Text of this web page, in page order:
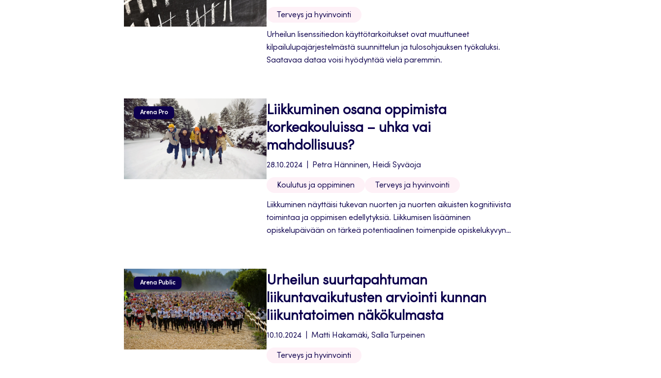
Terveys ja hyvinvointi
Urheilun lisenssitiedon käyttötarkoitukset ovat muuttuneet
kilpailulupajärjestelmästä suunnittelun ja tulosohjauksen työkaluksi.
Saatavaa dataa voisi hyödyntää vielä paremmin.
Arena Pro
Liikkuminen osana oppimista
korkeakouluissa – uhka vai
mahdollisuus?
28.10.2024 Petra Hänninen, Heidi Syväoja
Koulutus ja oppiminen Terveys ja hyvinvointi
Liikkuminen näyttäisi tukevan nuorten ja nuorten aikuisten kognitiivista
toimintaa ja oppimisen edellytyksiä. Liikkumisen lisääminen
opiskelupäivään on tärkeä potentiaalinen toimenpide opiskelukyvyn
Arena Public
Urheilun suurtapahtuman
liikuntavaikutusten arviointi kunnan
liikuntatoimen näkökulmasta
10.10.2024 Matti Hakamäki, Salla Turpeinen
Terveys ja hyvinvointi